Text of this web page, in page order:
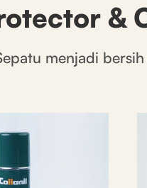
&
menjadi